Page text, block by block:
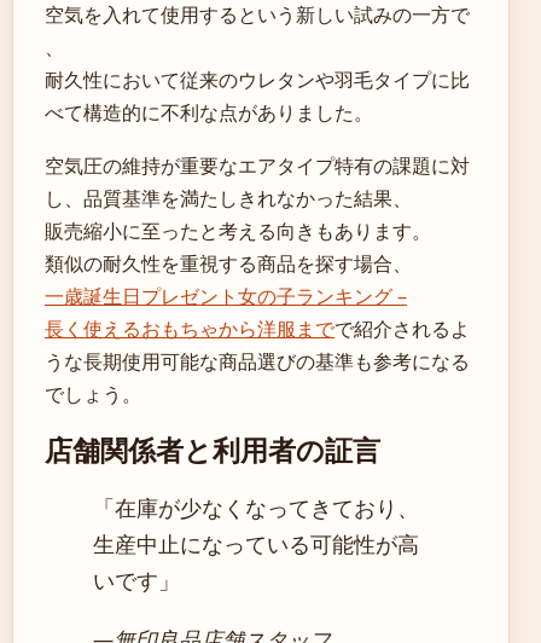
空気を入れて使用するという新しい試みの一方で
、
耐久性において従来のウレタンや羽毛タイプに比
べて構造的に不利な点がありました。
空気圧の維持が重要なエアタイプ特有の課題に対
し、品質基準を満たしきれなかった結果、
販売縮小に至ったと考える向きもあります。
類似の耐久性を重視する商品を探す場合、
一歳誕生日プレゼント女の子ランキング –
長く使えるおもちゃから洋服までで紹介されるよ
うな長期使用可能な商品選びの基準も参考になる
でしょう。
店舗関係者と利用者の証言
「在庫が少なくなってきており、
生産中止になっている可能性が高
いです」